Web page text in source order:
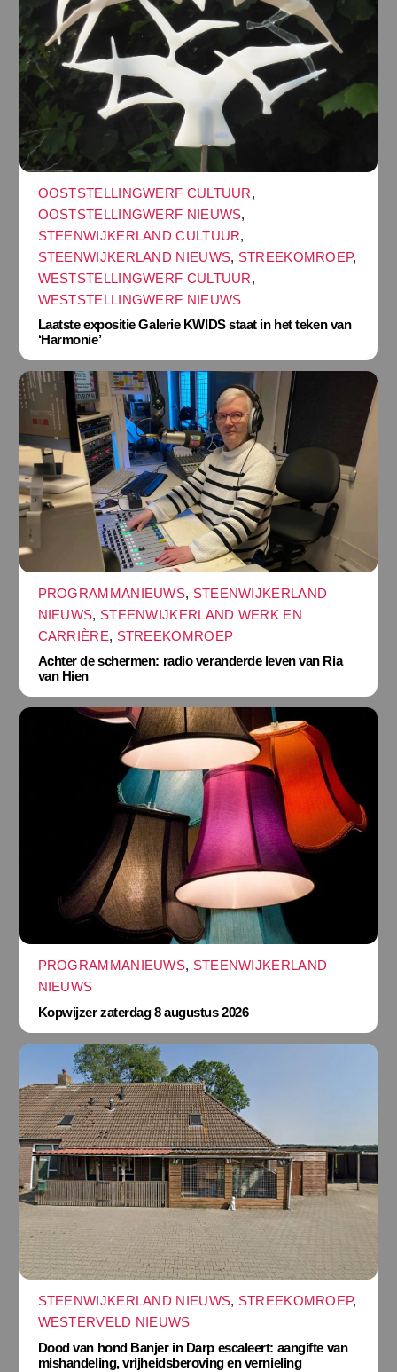
OOSTSTELLINGWERF CULTUUR,
OOSTSTELLINGWERF NIEUWS,
STEENWIJKERLAND CULTUUR,
STEENWIJKERLAND NIEUWS, STREEKOMROEP,
WESTSTELLINGWERF CULTUUR,
WESTSTELLINGWERF NIEUWS
Laatste expositie Galerie KWIDS staat in het teken van
‘Harmonie’
PROGRAMMANIEUWS, STEENWIJKERLAND
NIEUWS, STEENWIJKERLAND WERK EN
CARRIÈRE, STREEKOMROEP
Achter de schermen: radio veranderde leven van Ria
van Hien
PROGRAMMANIEUWS, STEENWIJKERLAND
NIEUWS
Kopwijzer zaterdag 8 augustus 2026
STEENWIJKERLAND NIEUWS, STREEKOMROEP,
WESTERVELD NIEUWS
Dood van hond Banjer in Darp escaleert: aangifte van
mishandeling, vrijheidsberoving en vernieling